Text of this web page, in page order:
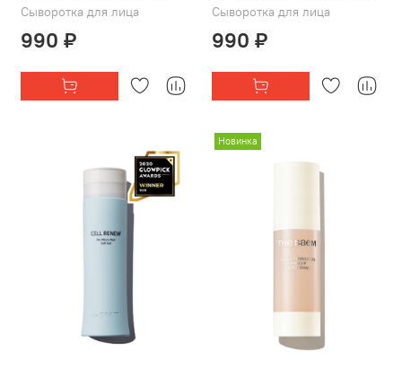
Сыворотка для лица
990 ₽
Сыворотка для лица
990 ₽
Новинка